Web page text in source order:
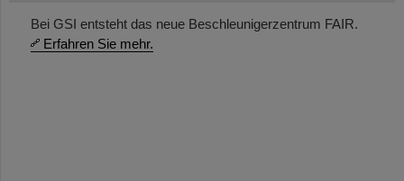
Bei GSI entsteht das neue Beschleunigerzentrum FAIR.
Erfahren Sie mehr.